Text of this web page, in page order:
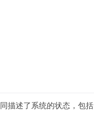
描述了系统的状态，包括